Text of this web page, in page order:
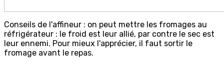
Conseils de l'affineur : on peut mettre les fromages au
réfrigérateur : le froid est leur allié, par contre le sec est
leur ennemi. Pour mieux l'apprécier, il faut sortir le
fromage avant le repas.